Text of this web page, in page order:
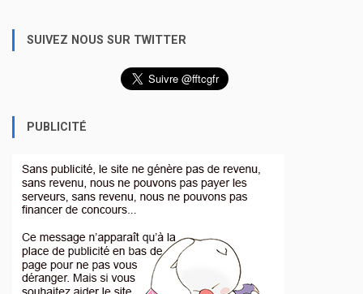
SUIVEZ NOUS SUR TWITTER
PUBLICITÉ